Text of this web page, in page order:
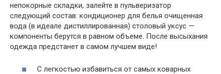
непокорные складки, залейте в пульверизатор
следующий состав: кондиционер для белья очищенная
вода (в идеале дистиллированная) столовый уксус —
компоненты берутся в равном объеме. После высыхания
одежда предстанет в самом лучшем виде!
С легкостью избавиться от самых коварных